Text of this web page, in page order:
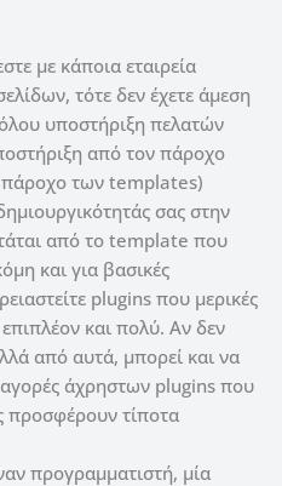
με κάποια εταιρεία
τότε δεν έχετε άμεση
υποστήριξη πελατών
από τον πάροχο
πάροχο των templates)
σας στην
από το template που
και για βασικές
plugins που μερικές
και πολύ. Αν δεν
από αυτά, μπορεί και να
αγορές άχρηστων plugins που
προσφέρουν τίποτα
προγραμματιστή, μία